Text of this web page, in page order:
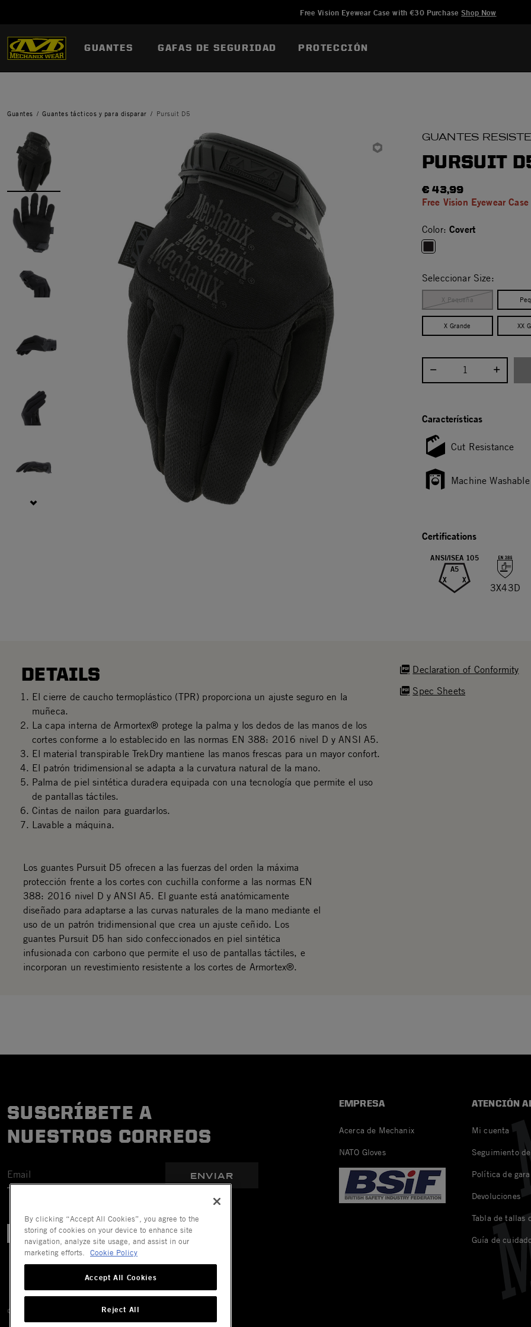
Free Vision Eyewear Case with €30 PurchaseShop Now
GUANTES GAFAS DE SEGURIDAD PROTECCIÓN
Guantes Guantes tácticos y para disparar Pursuit D5
GUANTES
PURSUIT
€ 43,99
Free Vision Eyewear
Color:Covert
Seleccionar Size:
X Pequeña
X Grande XX
Seleccionar cantidad:
Características
Cut Resistance
Machine Washable
Certifications
ANSI/ISEA 105
A5
X
X
3X43D
DETAILS
El cierre de caucho termoplástico (TPR) proporciona un ajuste seguro en la
muñeca.
La capa interna de Armortex® protege la palma y los dedos de las manos de los
cortes conforme a lo establecido en las normas EN 388: 2016 nivel D y ANSI A5.
El material transpirable TrekDry mantiene las manos frescas para un mayor confort.
El patrón tridimensional se adapta a la curvatura natural de la mano.
Palma de piel sintética duradera equipada con una tecnología que permite el uso
de pantallas táctiles.
Cintas de nailon para guardarlos.
Lavable a máquina.
Declaration of Conformity
Spec Sheets
Los guantes Pursuit D5 ofrecen a las fuerzas del orden la máxima
protección frente a los cortes con cuchilla conforme a las normas EN
388: 2016 nivel D y ANSI A5. El guante está anatómicamente
diseñado para adaptarse a las curvas naturales de la mano mediante el
uso de un patrón tridimensional que crea un ajuste ceñido. Los
guantes Pursuit D5 han sido confeccionados en piel sintética
infusionada con carbono que permite el uso de pantallas táctiles, e
incorporan un revestimiento resistente a los cortes de Armortex®.
SUSCRÍBETE A
NUESTROS CORREOS
ENVIAR
EMPRESA
Acerca de Mechanix
NATO Gloves
ATENCIÓN
Mi cuenta
Seguimiento
Política de
Devoluciones
Tabla de tallas
Guía de
© 2026 Mechanix Wear LLC. Todos los derechos reservados.
Añadido a Gestionar Lista de Deseos
By clicking “Accept All Cookies”, you agree to the
storing of cookies on your device to enhance site
navigation, analyze site usage, and assist in our
marketing efforts.
Cookie Policy
Accept All Cookies
Reject All